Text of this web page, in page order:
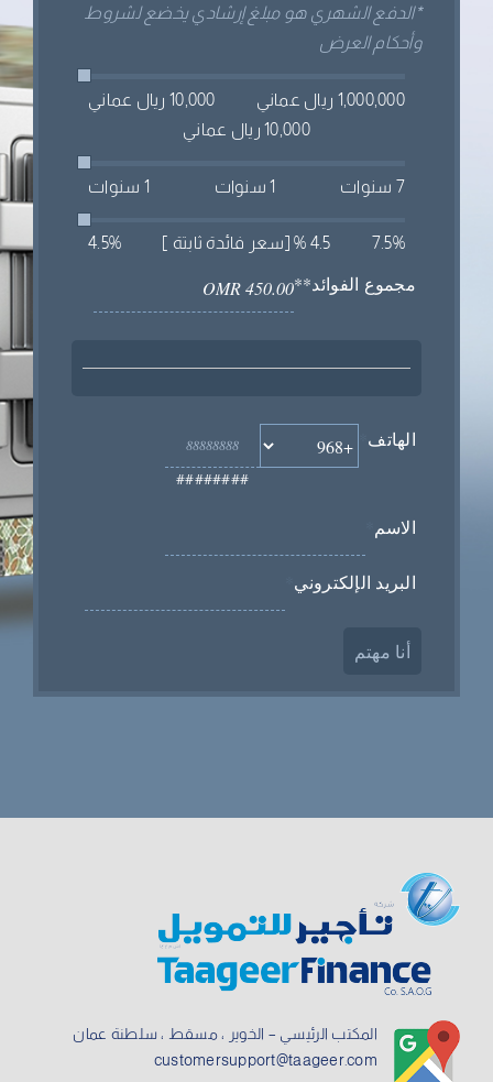
*الدفع الشهري هو مبلغ إرشادي يخضع لشروط
وأحكام العرض
10,000 ريال عماني
1,000,000 ريال عماني
10,000 ريال عماني
1 سنوات 7 سنوات 1 سنوات
4.5% 7.5% 4.5 % [سعر فائدة ثابتة ]
مجموع الفوائد**
الهاتف
########
الاسم
البريد الإلكتروني
أنا مهتم
المكتب الرئيسي – الخوير ، مسقط ، سلطنة عمان
customersupport@taageer.com